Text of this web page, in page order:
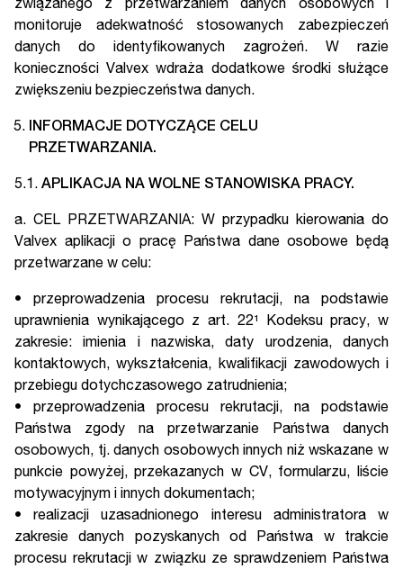
związanego z przetwarzaniem danych osobowych i
monitoruje adekwatność stosowanych zabezpieczeń
danych do identyfikowanych zagrożeń. W razie
konieczności Valvex wdraża dodatkowe środki służące
zwiększeniu bezpieczeństwa danych.
INFORMACJE DOTYCZĄCE CELU
PRZETWARZANIA.
5.1. APLIKACJA NA WOLNE STANOWISKA PRACY.
a. CEL PRZETWARZANIA: W przypadku kierowania do
Valvex aplikacji o pracę Państwa dane osobowe będą
przetwarzane w celu:
• przeprowadzenia procesu rekrutacji, na podstawie
uprawnienia wynikającego z art. 22¹ Kodeksu pracy, w
zakresie: imienia i nazwiska, daty urodzenia, danych
kontaktowych, wykształcenia, kwalifikacji zawodowych i
przebiegu dotychczasowego zatrudnienia;
• przeprowadzenia procesu rekrutacji, na podstawie
Państwa zgody na przetwarzanie Państwa danych
osobowych, tj. danych osobowych innych niż wskazane w
punkcie powyżej, przekazanych w CV, formularzu, liście
motywacyjnym i innych dokumentach;
• realizacji uzasadnionego interesu administratora w
zakresie danych pozyskanych od Państwa w trakcie
procesu rekrutacji w związku ze sprawdzeniem Państwa